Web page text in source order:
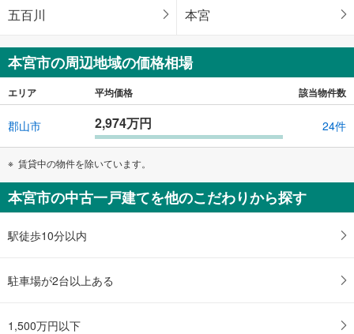
五百川 本宮
本宮市の周辺地域の価格相場
エリア 平均価格 該当物件数
郡山市 2,974万円 24件
賃貸中の物件を除いています。
本宮市の中古一戸建てを他のこだわりから探す
駅徒歩10分以内
駐車場が2台以上ある
1,500万円以下